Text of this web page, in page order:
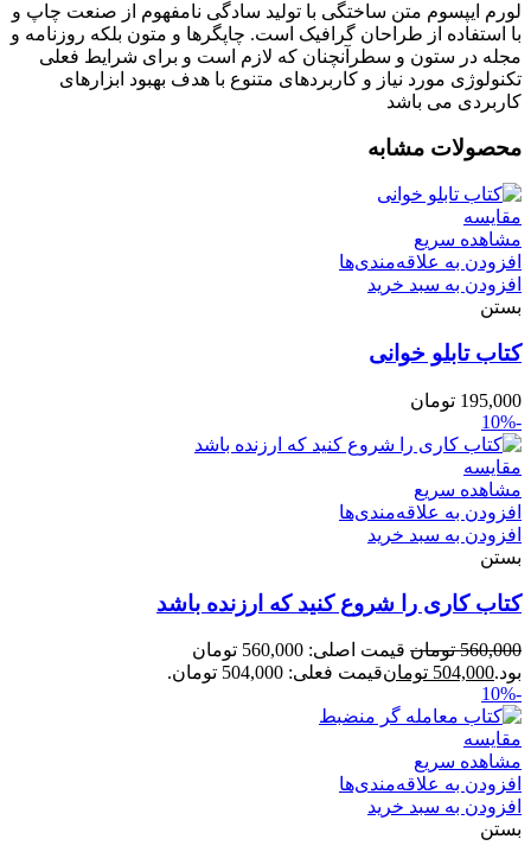
لورم ایپسوم متن ساختگی با تولید سادگی نامفهوم از صنعت چاپ و
با استفاده از طراحان گرافیک است. چاپگرها و متون بلکه روزنامه و
مجله در ستون و سطرآنچنان که لازم است و برای شرایط فعلی
تکنولوژی مورد نیاز و کاربردهای متنوع با هدف بهبود ابزارهای
کاربردی می باشد
محصولات مشابه
مقایسه
مشاهده سریع
افزودن به علاقه‌مندی‌ها
افزودن به سبد خرید
بستن
کتاب تابلو خوانی
195,000 تومان
-10%
مقایسه
مشاهده سریع
افزودن به علاقه‌مندی‌ها
افزودن به سبد خرید
بستن
کتاب کاری را شروع کنید که ارزنده باشد
560,000 تومان
قیمت اصلی: 560,000 تومان
بود.504,000 تومانقیمت فعلی: 504,000 تومان.
-10%
مقایسه
مشاهده سریع
افزودن به علاقه‌مندی‌ها
افزودن به سبد خرید
بستن